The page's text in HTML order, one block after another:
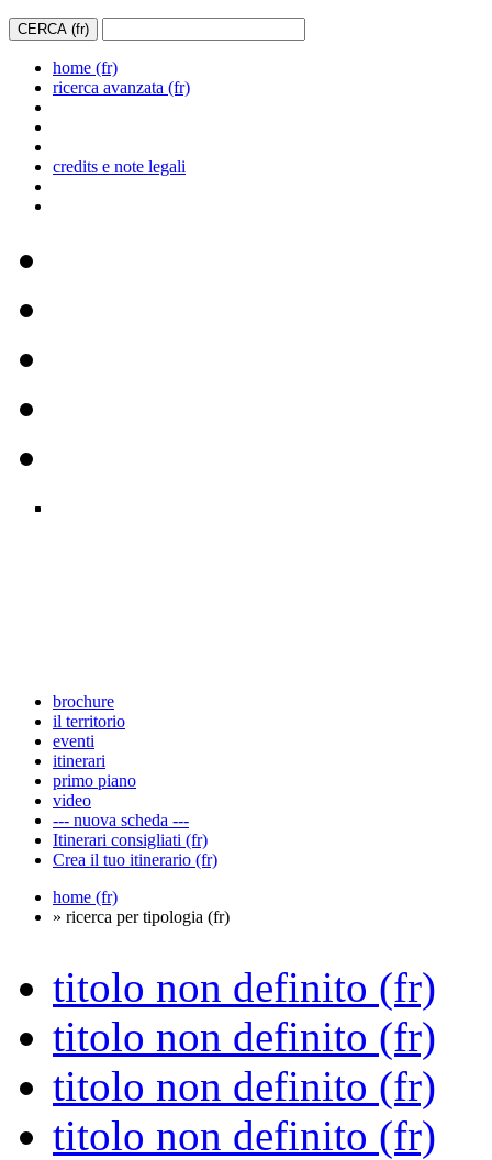
home (fr)
ricerca avanzata (fr)
credits e note legali
brochure
il territorio
eventi
itinerari
primo piano
video
--- nuova scheda ---
Itinerari consigliati (fr)
Crea il tuo itinerario (fr)
home (fr)
» ricerca per tipologia (fr)
titolo non definito (fr)
titolo non definito (fr)
titolo non definito (fr)
titolo non definito (fr)